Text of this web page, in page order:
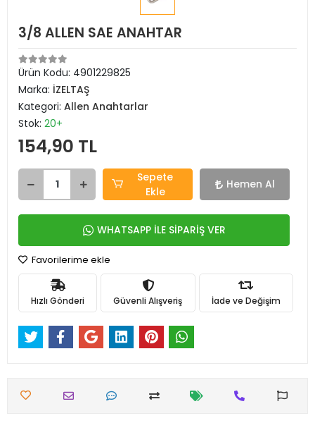
3/8 ALLEN SAE ANAHTAR
Ürün Kodu: 4901229825
Marka: İZELTAŞ
Kategori: Allen Anahtarlar
Stok: 20+
154,90 TL
Sepete
Ekle
Hemen Al
WHATSAPP İLE SİPARİŞ VER
Favorilerime ekle
Hızlı Gönderi Güvenli Alışveriş İade ve Değişim